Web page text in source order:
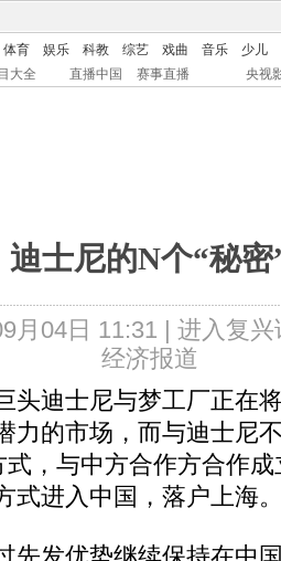
体育 娱乐 科教 综艺 戏曲 音乐
少儿
大全 直播中国 赛事直播 央视
迪士尼的N个“秘密
月04日 11:31 | 进入复兴
经济报道
迪士尼与梦工厂正在
力的市场，而与迪士尼
式，与中方合作方合作成
式进入中国，落户上海